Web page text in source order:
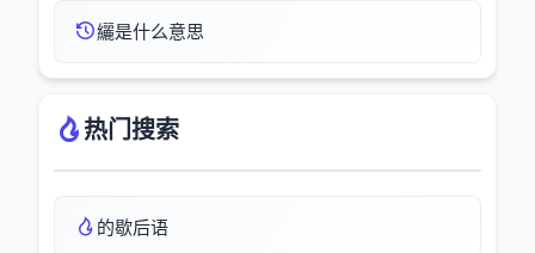
纚是什么意思
热门搜索
的歇后语